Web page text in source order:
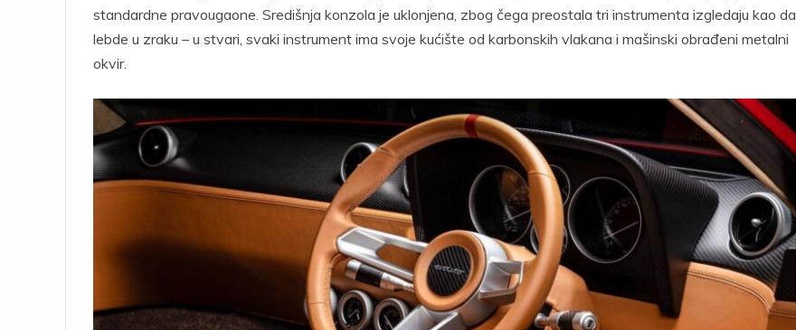
standardne pravougaone. Središnja konzola je uklonjena, zbog čega preostala tri instrumenta izgledaju kao da
lebde u zraku – u stvari, svaki instrument ima svoje kućište od karbonskih vlakana i mašinski obrađeni metalni
okvir.